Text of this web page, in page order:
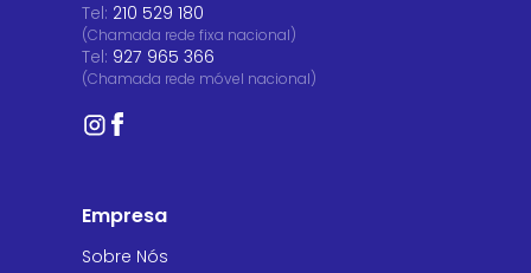
Tel: 210 529 180
(Chamada rede fixa nacional)
Tel: 927 965 366
(Chamada rede móvel nacional)
Empresa
Sobre Nós